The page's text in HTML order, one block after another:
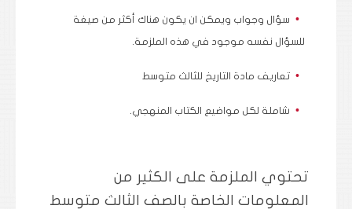
سؤال وجواب ويمكن ان يكون هناك أكثر من صيغة
للسؤال نفسه موجود في هذه الملزمة.
تعاريف مادة التاريخ للثالث متوسط
شاملة لكل مواضيع الكتاب المنهجي.
تحتوي الملزمة على الكثير من
المعلومات الخاصة بالصف الثالث متوسط